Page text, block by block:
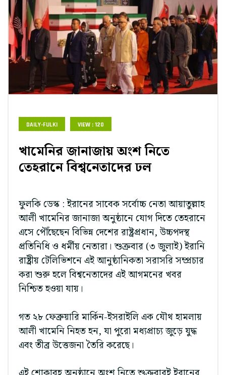
DAILY-FULKI VIEW : 120
খামেনির জানাজায় অংশ নিতে
তেহরানে বিশ্বনেতাদের ঢল
ফুলকি ডেস্ক : ইরানের সাবেক সর্বোচ্চ নেতা আয়াতুল্লাহ
আলী খামেনির জানাজা অনুষ্ঠানে যোগ দিতে তেহরানে
এসে পৌঁছেছেন বিভিন্ন দেশের রাষ্ট্রপ্রধান, উচ্চপদস্থ
প্রতিনিধি ও ধর্মীয় নেতারা। শুক্রবার (৩ জুলাই) ইরানি
রাষ্ট্রীয় টেলিভিশনে এই আনুষ্ঠানিকতা সরাসরি সম্প্রচার
করা শুরু হলে বিশ্বনেতাদের এই আগমনের খবর
নিশ্চিত হওয়া যায়।
গত ২৮ ফেব্রুয়ারি মার্কিন-ইসরাইলি এক যৌথ হামলায়
আলী খামেনি নিহত হন, যা পুরো মধ্যপ্রাচ্য জুড়ে যুদ্ধ
এবং তীব্র উত্তেজনা তৈরি করেছে।